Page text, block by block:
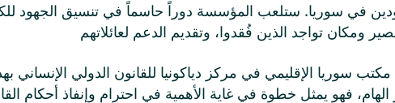
في سوريا. ستلعب المؤسسة دوراً حاسماً في تنسيق الجهود
سوريا الإقليمي في مركز دياكونيا للقانون الدولي الإنساني
الهام، فهو يمثل خطوة في غاية الأهمية في احترام وإنفاذ أحكام